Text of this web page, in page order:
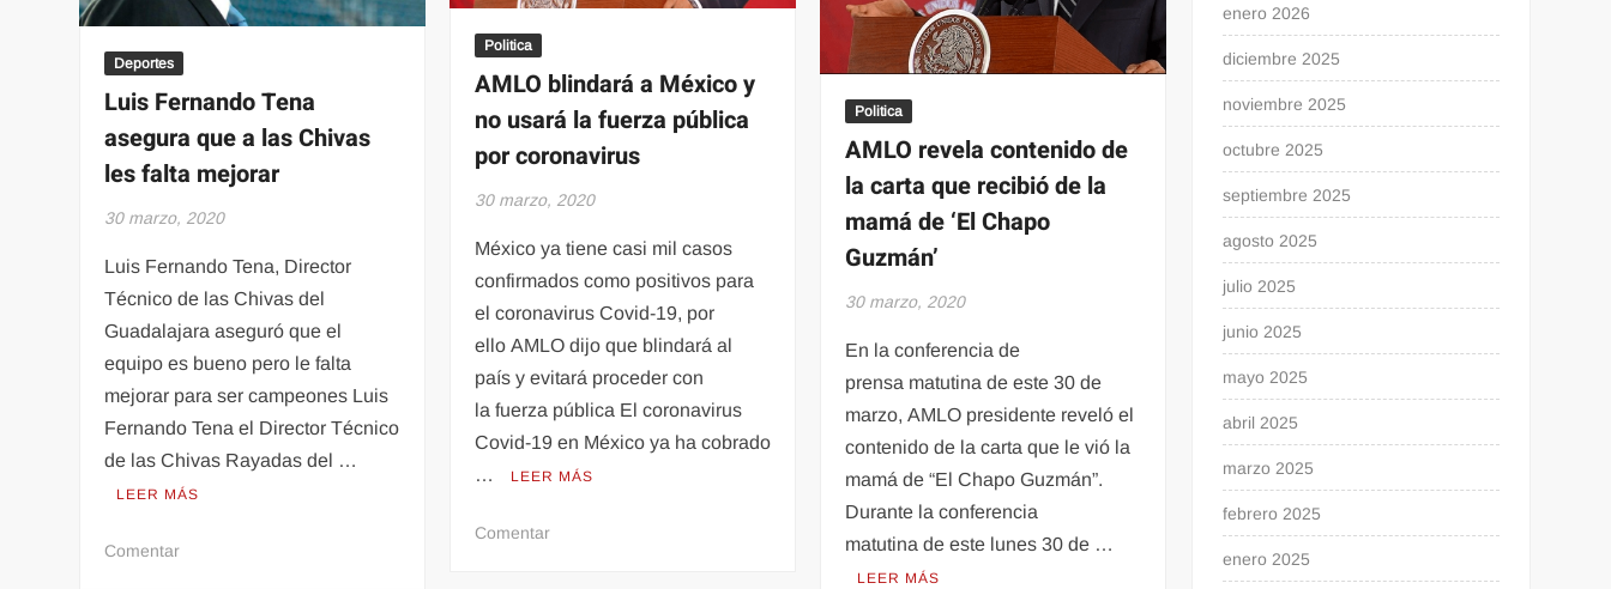
Guanajuato
SLP
Deportes
Luis Fernando Tena
asegura que a las Chivas
les falta mejorar
30 marzo, 2020
Luis Fernando Tena, Director
Técnico de las Chivas del
Guadalajara aseguró que el
equipo es bueno pero le falta
mejorar para ser campeones Luis
Fernando Tena el Director Técnico
de las Chivas Rayadas del …
LEER MÁS
Comentaren
Politica
AMLO blindará a México y
no usará la fuerza pública
por coronavirus
30 marzo, 2020
México ya tiene casi mil casos
confirmados como positivos para
el coronavirus Covid-19, por
ello AMLO dijo que blindará al
país y evitará proceder con
la fuerza pública El coronavirus
Covid-19 en México ya ha cobrado
…
LEER MÁS
Comentaren
Politica
AMLO revela contenido de
la carta que recibió de la
mamá de ‘El Chapo
Guzmán’
30 marzo, 2020
En la conferencia de
prensa matutina de este 30 de
marzo, AMLO presidente reveló el
contenido de la carta que le vió la
mamá de “El Chapo Guzmán”.
Durante la conferencia
matutina de este lunes 30 de …
LEER MÁS
enero 2026
diciembre 2025
noviembre 2025
octubre 2025
septiembre 2025
agosto 2025
julio 2025
junio 2025
mayo 2025
abril 2025
marzo 2025
febrero 2025
enero 2025